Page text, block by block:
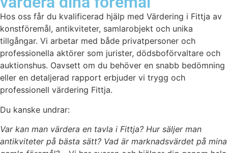
Hos oss får du kvalificerad hjälp med Värdering i Fittja av
konstföremål, antikviteter, samlarobjekt och unika
tillgångar. Vi arbetar med både privatpersoner och
professionella aktörer som jurister, dödsboförvaltare och
auktionshus. Oavsett om du behöver en snabb bedömning
eller en detaljerad rapport erbjuder vi trygg och
professionell värdering Fittja.
Du kanske undrar:
Var kan man värdera en tavla i Fittja? Hur säljer man
antikviteter på bästa sätt? Vad är marknadsvärdet på mina